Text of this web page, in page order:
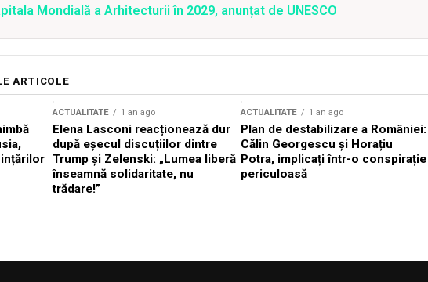
Mondială a Arhitecturii în 2029, anunțat de UNESCO
ARTICOLE
ACTUALITATE 1 an ago
Elena Lasconi reacționează dur
după eșecul discuțiilor dintre
Trump și Zelenski: „Lumea liberă
înseamnă solidaritate, nu
trădare!”
ACTUALITATE 1 an ago
Plan de destabilizare a României:
Călin Georgescu și Horațiu
Potra, implicați într-o conspirație
periculoasă